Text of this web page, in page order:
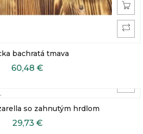
bachratá tmava
60,48 €
so zahnutým hrdlom
29,73 €